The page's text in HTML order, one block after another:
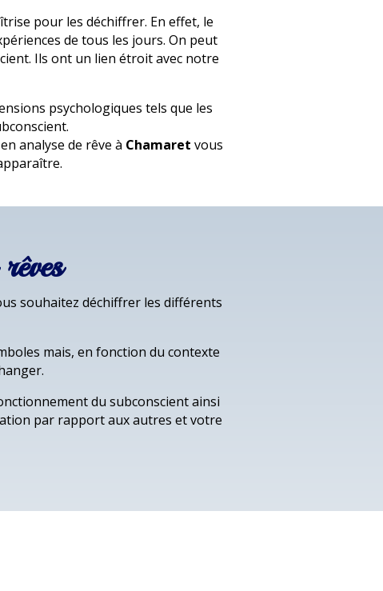
pour les déchiffrer. En effet, le
de tous les jours. On peut
Ils ont un lien étroit avec notre
psychologiques tels que les
analyse de rêve à Chamaret vous
souhaitez déchiffrer les différents
mais, en fonction du contexte
du subconscient ainsi
par rapport aux autres et votre